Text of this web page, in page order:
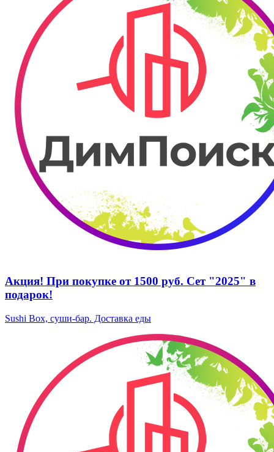
Акция! При покупке от 1500 руб. Сет "2025" в
подарок!
Sushi Box, суши-бар. Доставка еды